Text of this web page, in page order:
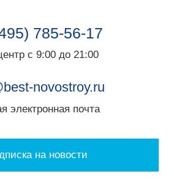
785-56-17
с 9:00 до 21:00
novostroy.ru
электронная почта
на новости